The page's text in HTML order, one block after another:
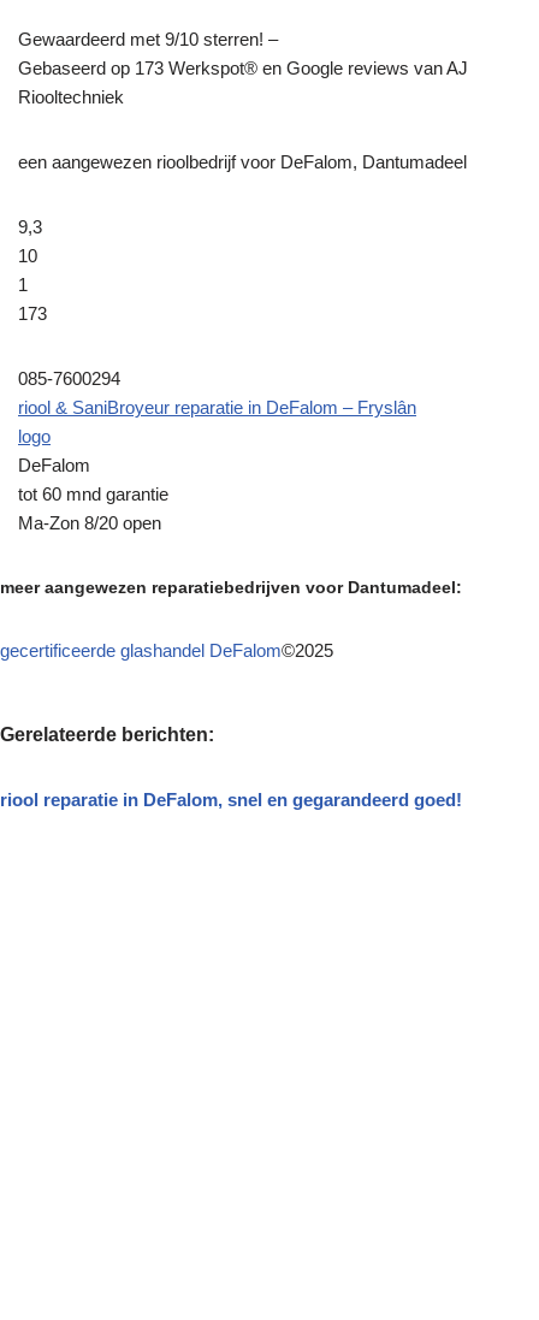
Gewaardeerd met 9/10 sterren! –
Gebaseerd op 173 Werkspot® en Google reviews van AJ
Riooltechniek
een aangewezen rioolbedrijf voor DeFalom, Dantumadeel
9,3
10
1
173
085-7600294
riool & SaniBroyeur reparatie in DeFalom – Fryslân
logo
DeFalom
tot 60 mnd garantie
Ma-Zon 8/20 open
meer aangewezen reparatiebedrijven voor Dantumadeel:
gecertificeerde glashandel DeFalom©2025
Gerelateerde berichten:
riool reparatie in DeFalom, snel en gegarandeerd goed!